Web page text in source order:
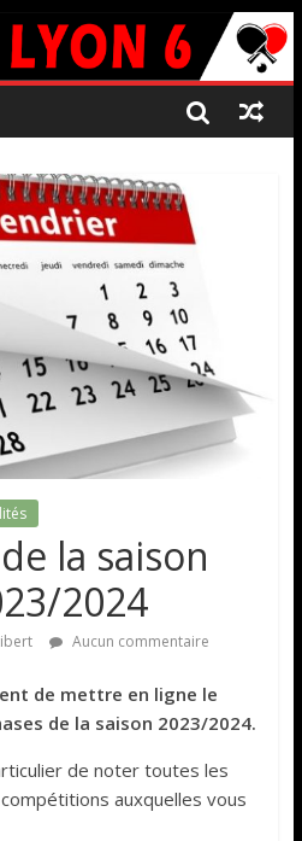
la saison
2024
Aucun commentaire
de mettre en ligne le
de la saison 2023/2024.
de noter toutes les
auxquelles vous